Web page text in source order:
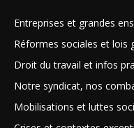
Entreprises et grandes
Réformes sociales et lois
Droit du travail et infos
Notre syndicat, nos
Mobilisations et luttes